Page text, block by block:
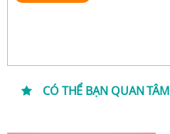
CÓ THỂ BẠN QUAN TÂM